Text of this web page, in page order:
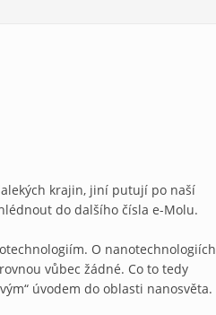
krajin, jiní putují po naší
do dalšího čísla e-Molu.
O nanotechnologiích
vůbec žádné. Co to tedy
úvodem do oblasti nanosvěta.